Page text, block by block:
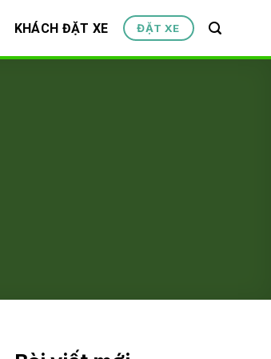
KHÁCH ĐẶT XE ĐẶT XE